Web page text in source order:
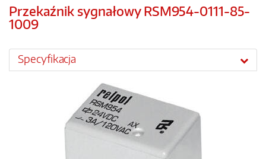
Przekaźnik sygnałowy RSM954-0111-85-
1009
Specyfikacja